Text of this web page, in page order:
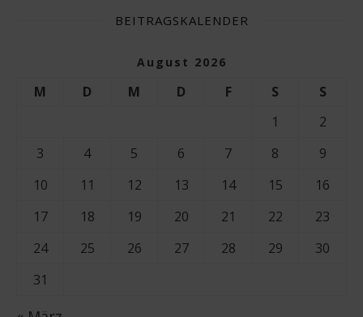
BEITRAGSKALENDER
August 2026
M D M D F S
S
1
2
3
4 5 6 7 8
9
10
11 12 13 14 15
16
17
18 19 20 21 22
23
24
25 26 27 28 29
30
31